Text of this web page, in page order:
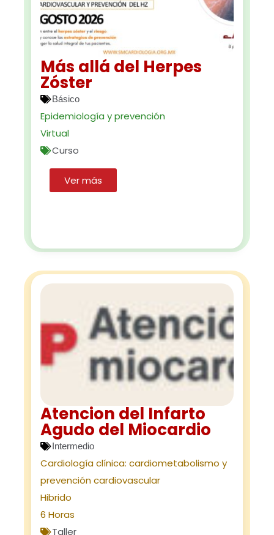
Más allá del Herpes
Zóster
Básico
Epidemiología y prevención
Virtual
Curso
Ver más
Atencion del Infarto
Agudo del Miocardio
Intermedio
Cardiología clínica: cardiometabolismo y
prevención cardiovascular
Hibrido
6 Horas
Taller